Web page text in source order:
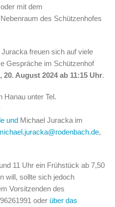
mit dem
des Schützenhofes
freuen sich auf viele
Gespräche im Schützenhof
20. August 2024 ab 11:15 Uhr.
Hanau unter Tel.
und Michael Juracka im
,
11 Uhr ein Frühstück ab 7,50
will, sollte sich jedoch
Vorsitzenden des
oder über das